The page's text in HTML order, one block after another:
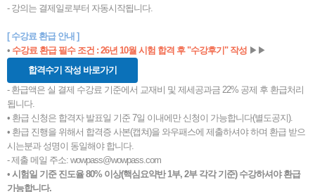
- 강의는 결제일로부터 자동시작됩니다.
[ 수강료 환급 안내 ]
• 수강료 환급 필수 조건 : 26년 10월 시험 합격 후 "수강후기" 작성 ▶▶
합격수기 작성 바로가기
- 환급액은 실 결제 수강료 기준에서 교재비 및 제세공과금 22% 공제 후 환급처리
됩니다.
• 환급 신청은 합격자 발표일 기준 7일 이내에만 신청이 가능합니다(별도공지).
• 환급 진행을 위해서 합격증 사본(캡쳐)을 와우패스에 제출하셔야 하며 환급 받으
시는분과 성명이 동일해야 합니다.
- 제출 메일 주소: wowpass@wowpass.com
• 시험일 기준 진도율 80% 이상(핵심요약반 1부, 2부 각각 기준) 수강하셔야 환급
가능합니다.